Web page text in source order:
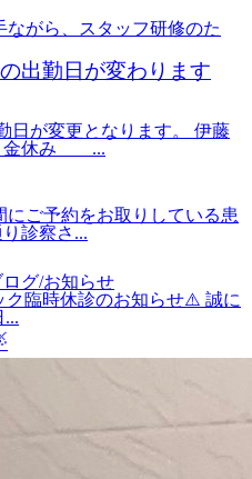
がら、スタッフ研修のた
出勤日が変わります
日が変更となります。 伊藤
・金休み ...
ご予約をお取りしている患
診察さ...
グ/お知らせ
臨時休診のお知らせ⚠️ 誠に
...